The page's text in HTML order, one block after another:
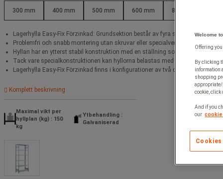
300 mm 400 mm 500 mm 600 mm 800 mm
Lagerhylla Easy-Fix Förzinkad: Grundsektion består av fyra stolpar,
Problemfri och snabb montering utan skruvar eller specialverktyg.
Hyllan har en ytterst stabil konstruktion med en ställning som kan belastas
Tack vare specialkonstruktionen kan hyllorna belastas med 25 % mer än
Lagerhylla Easy-Fix Förzinkad finns i konfigurationer av två olika höjder och
Komplett beskrivning
Maximal vikt per
hyllplan (kg) : 150
kg
Ytbehandling :
Galvaniserad
Welcome
Offering
By clicking
information
shopping
appropriate/
cookie, click
And if you
our cookie